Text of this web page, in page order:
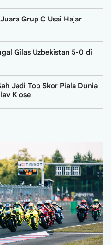
Grup C Usai Hajar
Gilas Uzbekistan 5-0 di
Jadi Top Skor Piala Dunia
Klose